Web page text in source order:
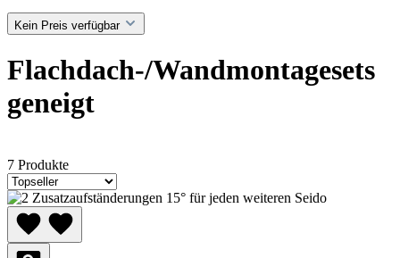
Kein Preis verfügbar
Flachdach-/Wandmontagesets
geneigt
7 Produkte